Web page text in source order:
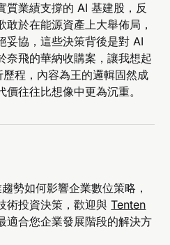
質業績支撐的 AI 基建股，反
於在能源資產上大舉佈局，
妥協，這些決策背後是對 AI
奈飛的華納收購案，讓我想起
程，內容為王的邏輯固然成
往往比想像中更為沉重。
勢如何影響企業數位策略，
術投資決策，歡迎與Tenten
適合您企業發展階段的解決方